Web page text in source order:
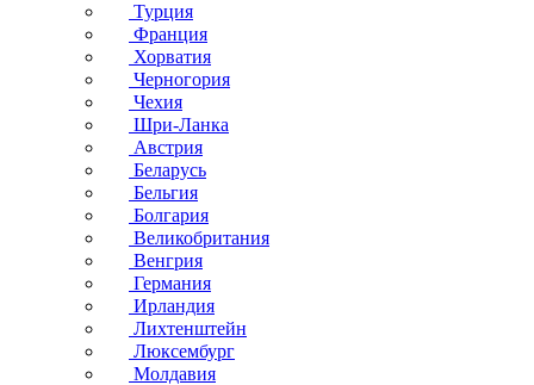
Турция
Франция
Хорватия
Черногория
Чехия
Шри-Ланка
Австрия
Беларусь
Бельгия
Болгария
Великобритания
Венгрия
Германия
Ирландия
Лихтенштейн
Люксембург
Молдавия